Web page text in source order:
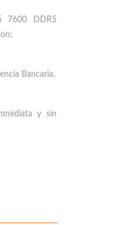
7600 DDR5
Bancaria.
y sin